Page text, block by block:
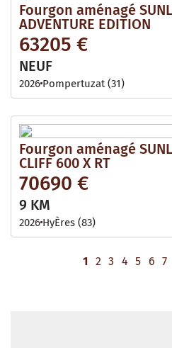
Fourgon aménagé
ADVENTURE EDITION
63205 €
NEUF
2026 Pompertuzat (31)
Fourgon aménagé
CLIFF 600 X RT
70690 €
9 KM
2026 HyÈres (83)
1 2 3 4 5 6 7